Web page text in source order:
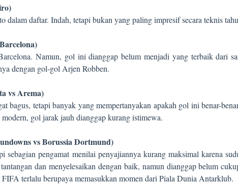
dalam daftar. Indah, tetapi bukan yang paling impresif secara teknis
Namun, gol ini dianggap belum menjadi yang terbaik dari
dengan gol-gol Arjen Robben.
vs Arema)
bagus, tetapi banyak yang mempertanyakan apakah gol ini benar-
gol jarak jauh dianggap kurang istimewa.
vs Borussia Dortmund)
sebagian pengamat menilai penyajiannya kurang maksimal karena
dan menyelesaikan dengan baik, namun dianggap belum
FIFA terlalu berupaya memasukkan momen dari Piala Dunia Antarklub.